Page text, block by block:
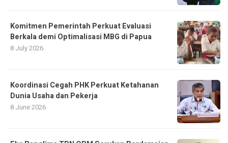
Komitmen Pemerintah Perkuat Evaluasi
Berkala demi Optimalisasi MBG di Papua
8 July 2026
Koordinasi Cegah PHK Perkuat Ketahanan
Dunia Usaha dan Pekerja
8 June 2026